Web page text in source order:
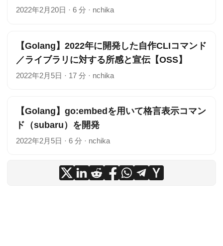
2022年2月20日 · 6 分 · nchika
【Golang】2022年に開発した自作CLIコマンド
／ライブラリに対する所感と宣伝【OSS】
2022年2月5日 · 17 分 · nchika
【Golang】go:embedを用いて格言表示コマン
ド（subaru）を開発
2022年2月5日 · 6 分 · nchika